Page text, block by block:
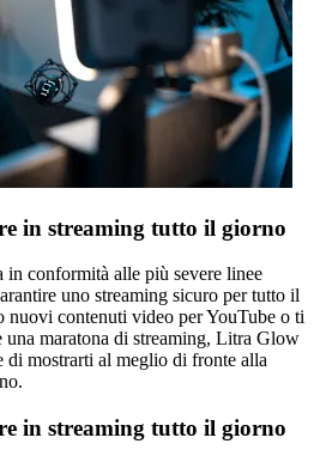
in streaming tutto il giorno
conformità alle più severe linee
uno streaming sicuro per tutto il
nuovi contenuti video per YouTube o ti
una maratona di streaming, Litra Glow
di mostrarti al meglio di fronte alla
in streaming tutto il giorno